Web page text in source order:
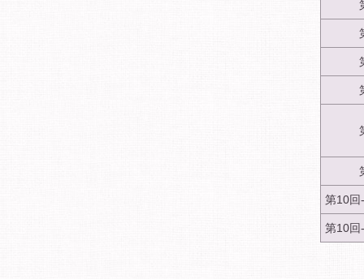
第10回
第10回